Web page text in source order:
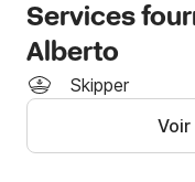
Services
Alberto
Skipper